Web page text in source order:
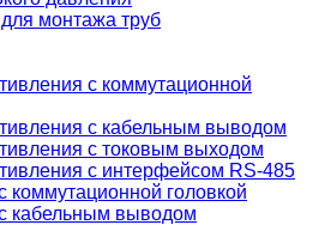
монтажа труб
с коммутационной
с кабельным выводом
с токовым выходом
с интерфейсом RS-485
коммутационной головкой
кабельным выводом